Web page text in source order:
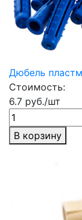
Дюбель
Стоимость:
6.7 руб./шт
В корзину